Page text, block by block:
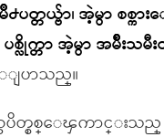
မိဳ႕ပတ္တယ္ဗ်ာ၊ အဲ့မွာ စ
စ္လိုက္တာ အဲ့မွာ အမ်ိဳးသ
ပာသည္။
ပိတ္စစ္ေၾကာင္းသည္